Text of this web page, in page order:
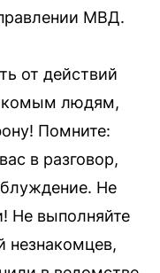
МВД.
от действий
людям,
Помните:
в разговор,
Не
Не выполняйте
незнакомцев,